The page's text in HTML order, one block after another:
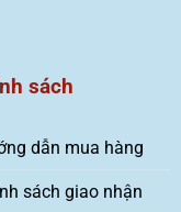
sách
dẫn mua hàng
sách giao nhận